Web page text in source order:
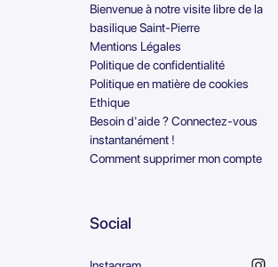
Bienvenue à notre visite libre de la
basilique Saint-Pierre
Mentions Légales
Politique de confidentialité
Politique en matière de cookies
Ethique
Besoin d'aide ? Connectez-vous
instantanément !
Comment supprimer mon compte
Social